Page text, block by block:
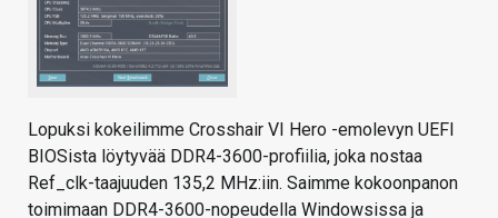
Lopuksi kokeilimme Crosshair VI Hero -emolevyn UEFI
BIOSista löytyvää DDR4-3600-profiilia, joka nostaa
Ref_clk-taajuuden 135,2 MHz:iin. Saimme kokoonpanon
toimimaan DDR4-3600-nopeudella Windowsissa ja